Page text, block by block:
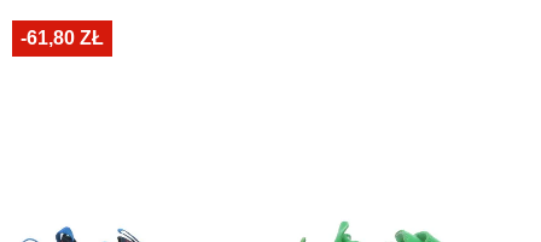
-61,80 ZŁ